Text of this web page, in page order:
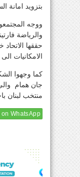
بتزويد امانة
ووجه
والرياضة
حققها
الامكانيات
كما وجهوا
جان همام
منتخب لبنان
WhatsApp